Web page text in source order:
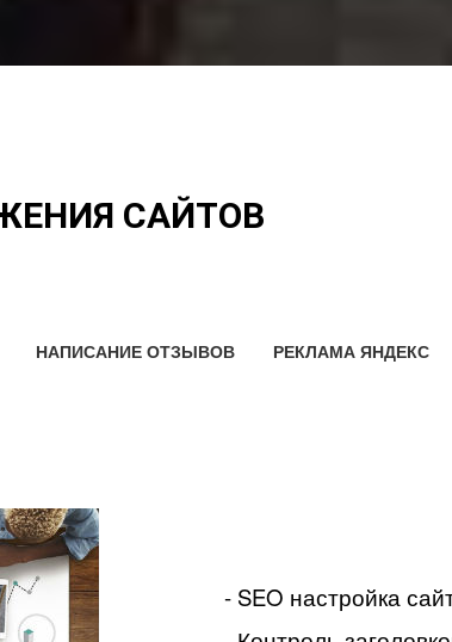
САЙТОВ
НАПИСАНИЕ ОТЗЫВОВ РЕКЛАМА ЯНДЕКС
- SEO настройка